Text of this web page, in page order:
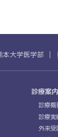
本大学医学部
診療案内
診療概
診療実
外来受